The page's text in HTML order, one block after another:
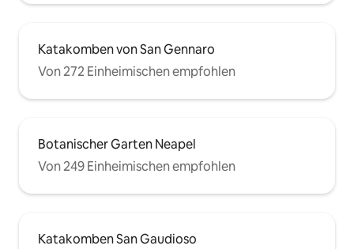
Katakomben von San Gennaro
Von 272 Einheimischen empfohlen
Botanischer Garten Neapel
Von 249 Einheimischen empfohlen
Katakomben San Gaudioso